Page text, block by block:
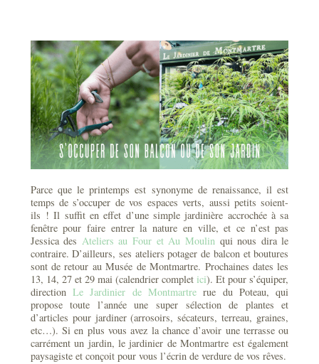
Parce que le printemps est synonyme de renaissance, il est
temps de s’occuper de vos espaces verts, aussi petits soient-
ils ! Il suffit en effet d’une simple jardinière accrochée à sa
fenêtre pour faire entrer la nature en ville, et ce n’est pas
Jessica des Ateliers au Four et Au Moulinqui nous dira le
contraire. D’ailleurs, ses ateliers potager de balcon et boutures
sont de retour au Musée de Montmartre. Prochaines dates les
13, 14, 27 et 29 mai (calendrier complet ici). Et pour s’équiper,
direction Le Jardinier de Montmartre rue du Poteau, qui
propose toute l’année une super sélection de plantes et
d’articles pour jardiner (arrosoirs, sécateurs, terreau, graines,
etc…). Si en plus vous avez la chance d’avoir une terrasse ou
carrément un jardin, le jardinier de Montmartre est également
paysagiste et conçoit pour vous l’écrin de verdure de vos rêves.